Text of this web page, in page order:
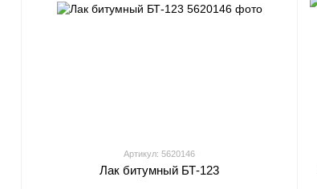
Артикул: 5620146
Лак битумный БТ-123